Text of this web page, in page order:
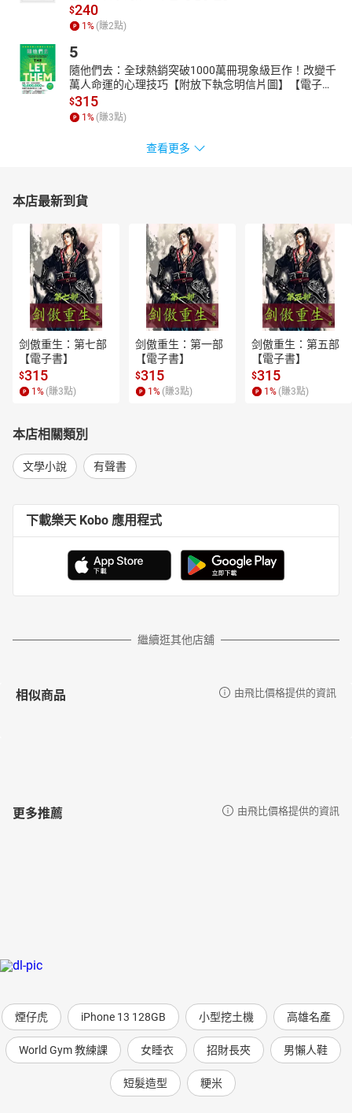
$240
1% (賺2點)
5
隨他們去：全球熱銷突破1000萬冊現象級巨作！改變千
萬人命運的心理技巧【附放下執念明信片圖】【電子
書】
$315
1% (賺3點)
查看更多
本店最新到貨
剑傲重生：第七部
【電子書】
$315
1 % (賺3點)
剑傲重生：第一部
【電子書】
$315
1 % (賺3點)
剑傲重生：第五部
【電子書】
$315
1 % (賺3點)
本店相關類別
文學小說 有聲書
下載樂天 Kobo 應用程式
繼續逛其他店舖
相似商品 由飛比價格提供的資訊
更多推薦 由飛比價格提供的資訊
煙仔虎 iPhone 13 128GB 小型挖土機 高雄名產
World Gym 教練課 女睡衣 招財長夾 男懶人鞋
短髮造型 粳米